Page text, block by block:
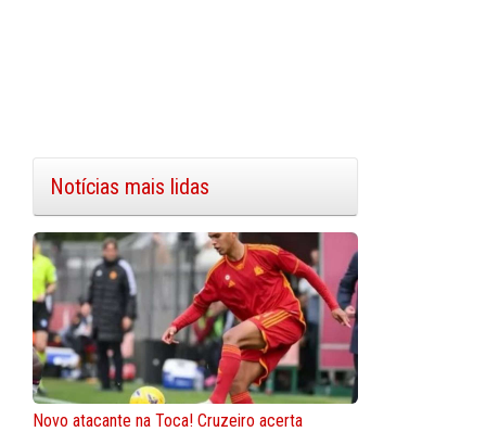
Notícias mais lidas
Novo atacante na Toca! Cruzeiro acerta